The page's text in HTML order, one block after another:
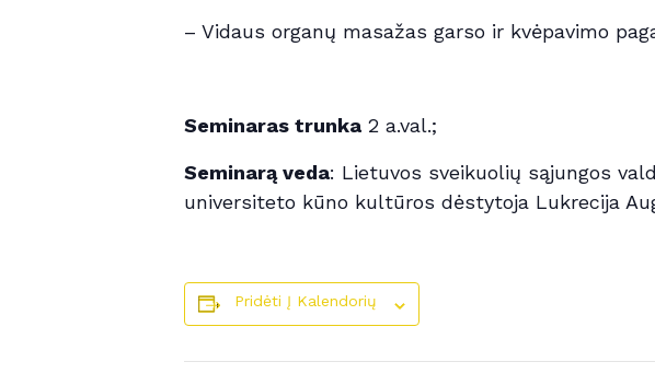
– Vidaus organų masažas garso ir kvėpavimo
Seminaras trunka 2 a.val.;
Seminarą veda: Lietuvos sveikuolių sąjungos
universiteto kūno kultūros dėstytoja Lukrecija
Pridėti Į Kalendorių